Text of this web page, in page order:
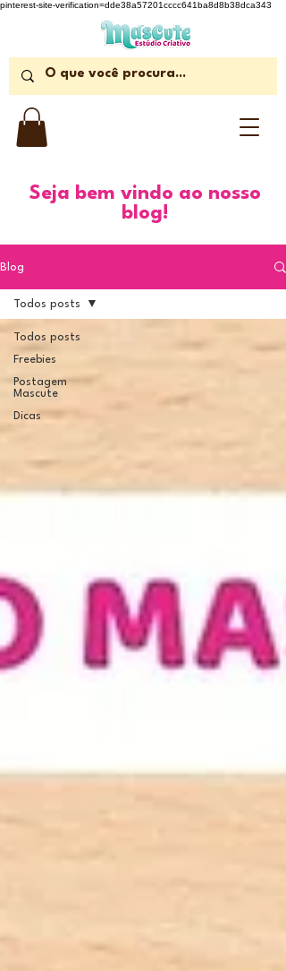
pinterest-site-verification=dde38a57201cccc641ba8d8b38dca343
Seja bem vindo ao nosso
blog!
Blog
Todos posts
Freebies
Postagem
Mascute
Dicas
Todos posts